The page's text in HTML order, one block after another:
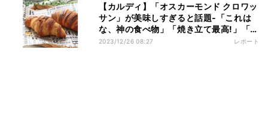
【カルディ】「オスカーモンド クロワッ
サン」が美味しすぎると話題‐「これは
な、神の食べ物」「焼き立て最高!」「ハ
マって3キロ太った」の声
2023/12/26 08:27 レポート